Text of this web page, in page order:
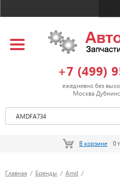
+7 (499)
ежедневно без
Москва
В корзине 0
Главная / Бренды / Amd /